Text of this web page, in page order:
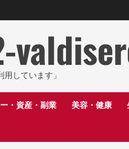
しています」
・資産・副業 美容・健康